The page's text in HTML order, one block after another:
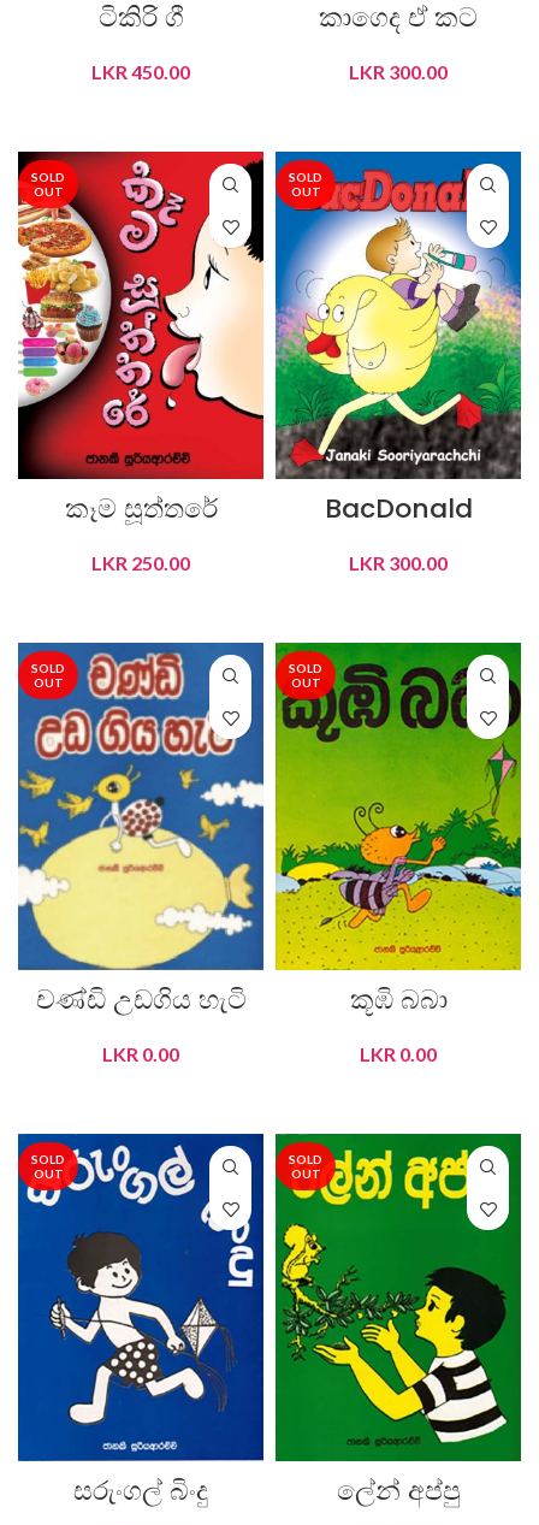
ටිකිරි ගී
LKR450.00
කාගෙද ඒ කට
LKR 300.00
SOLD
OUT
කෑම සූත්තරේ
LKR 250.00
SOLD
OUT
BacDonald
LKR 300.00
SOLD
OUT
චණ්ඩි උඩගිය හැටි
LKR 0.00
SOLD
OUT
කූඹි බබා
LKR 0.00
SOLD
OUT
සරුංගල් බිංදු
SOLD
OUT
ලේන් අප්පු